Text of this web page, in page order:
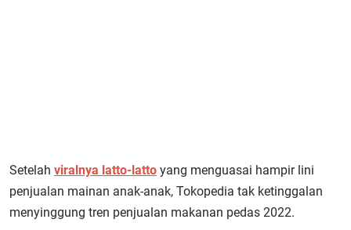
Setelah viralnya latto-latto yang menguasai hampir lini
penjualan mainan anak-anak, Tokopedia tak ketinggalan
menyinggung tren penjualan makanan pedas 2022.